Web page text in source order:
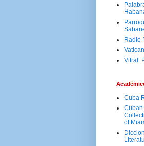
Radio
Vitral.
Cuba
Cuban
of